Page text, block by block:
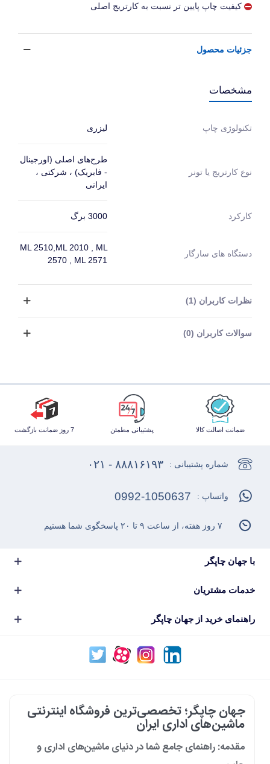
کیفیت چاپ پایین تر نسبت به کارتریج اصلی
جزئیات محصول
مشخصات
تکنولوژی چاپ لیزری
نوع کارتریج یا تونر
طرح‌های اصلی (اورجینال
- فابریک) ، شرکتی ،
ایرانی
کارکرد 3000 برگ
دستگاه های سازگار
ML 2510,ML 2010 , ML
2570 , ML 2571
نظرات کاربران (1)
سوالات کاربران (0)
ضمانت اصالت کالا پشتیبانی مطمئن 7 روز ضمانت بازگشت
با جهان چاپگر
خدمات مشتریان
راهنمای خرید از جهان چاپگر
شماره پشتیبانی : ۸۸۸۱۶۱۹۳ - ۰۲۱
واتساپ : 0992-1050637
۷ روز هفته، از ساعت ۹ تا ۲۰ پاسخگوی شما هستیم
جهان چاپگر؛ تخصصی‌ترین فروشگاه اینترنتی
ماشین‌های اداری ایران
مقدمه: راهنمای جامع شما در دنیای ماشین‌های اداری و